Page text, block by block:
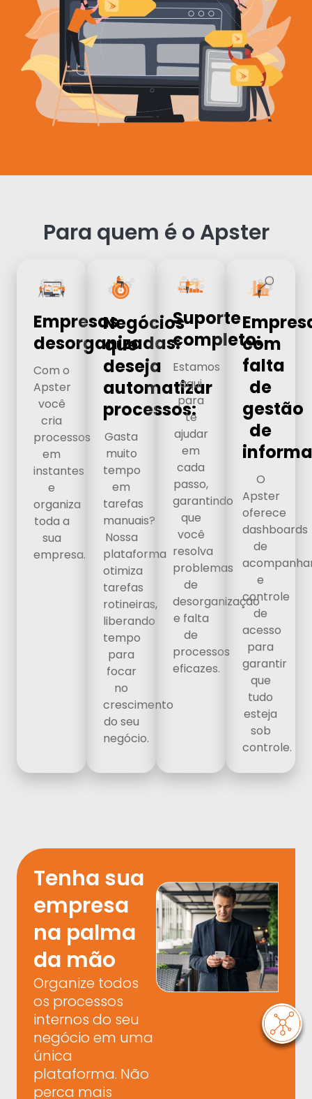
Para quem é o Apster
Empresas
desorganizadas:
Com o
Apster
você
cria
processos
em
instantes
e
organiza
toda a
sua
empresa.
Negócios
que
deseja
automatizar
processos:
Gasta
muito
tempo
em
tarefas
manuais?
Nossa
plataforma
otimiza
tarefas
rotineiras,
liberando
tempo
para
focar
no
crescimento
do seu
negócio.
Suporte
completo:
Estamos
aqui
para
te
ajudar
em
cada
passo,
garantindo
que
você
resolva
problemas
de
desorganização
e falta
de
processos
eficazes.
com
falta
de
gestão
de
O
Apster
oferece
dashboards
de
e
controle
de
acesso
para
garantir
que
tudo
esteja
sob
controle.
Tenha sua
empresa
na palma
da mão
Organize todos
os processos
internos do seu
negócio em uma
única
plataforma. Não
perca mais